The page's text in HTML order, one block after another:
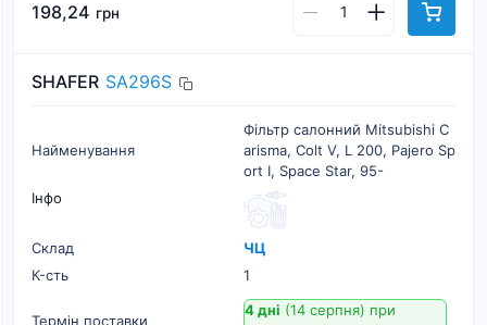
198,24 грн
SHAFER SA296S
Найменування
Фільтр салонний Mitsubishi C
arisma, Colt V, L 200, Pajero Sp
ort I, Space Star, 95-
Інфо
Склад
ЧЦ
К-cть
1
Термін поставки
4 дні (14 серпня) при